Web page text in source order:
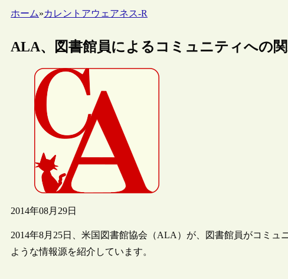
ホーム»カレントアウェアネス-R
ALA、図書館員によるコミュニティへの
2014年08月29日
2014年8月25日、米国図書館協会（ALA）が、図書館員がコミ
ような情報源を紹介しています。